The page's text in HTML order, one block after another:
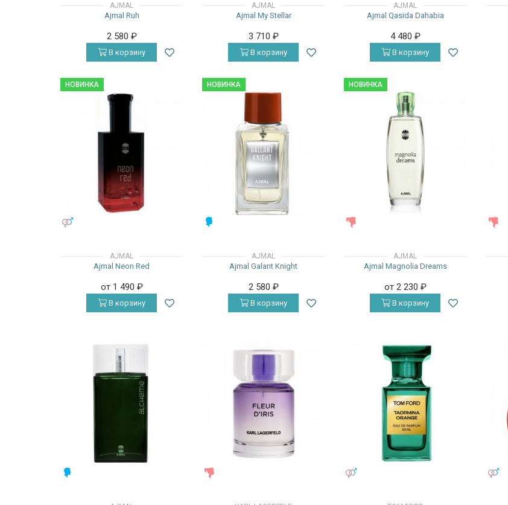
AJMAL
Ajmal Ruh
2 580 ₽
В корзину
AJMAL
Ajmal My Stellar
3 710 ₽
В корзину
AJMAL
Ajmal Qasida Dahabia
4 480 ₽
В корзину
НОВИНКА
AJMAL
Ajmal Neon Red
от 1 490 ₽
В корзину
НОВИНКА
AJMAL
Ajmal Galant Knight
2 580 ₽
В корзину
НОВИНКА
AJMAL
Ajmal Magnolia Dreams
от 2 230 ₽
В корзину